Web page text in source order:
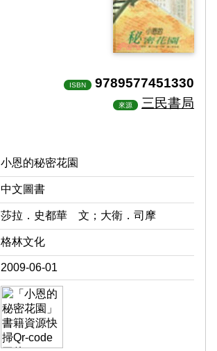
ISBN 9789577451330
來源 三民書局
小恩的秘密花園
中文圖書
莎拉．史都華 文；大衛．司摩
格林文化
2009-06-01